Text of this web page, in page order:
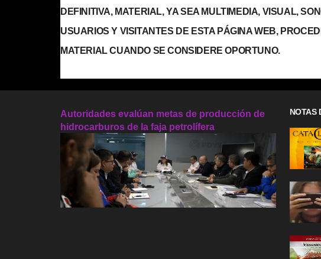
DEFINITIVA, MATERIAL, YA SEA MULTIMEDIA, VISUAL,
USUARIOS Y VISITANTES DE ESTA PÁGINA WEB,
MATERIAL CUANDO SE CONSIDERE OPORTUNO.
Autoridades evalúan metas de producción de
hidrocarburos de la faja petrolífera
NOTAS